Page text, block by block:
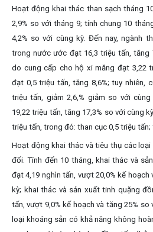
Hoạt động khai thác than sạch tháng
2,9% so với tháng 9; tính chung 10
4,2% so với cùng kỳ. Đến nay, ngành
trong nước ước đạt 16,3 triệu tấn, tăng
do cung cấp cho hộ xi măng đạt 3,22
đạt 0,5 triệu tấn, tăng 8,6%; tuy nhiên,
triệu tấn, giảm 2,6,% giảm so với
19,22 triệu tấn, tăng 17,3% so với cùng
triệu tấn, trong đó: than cục 0,5 triệu tấn;
Hoạt động khai thác và tiêu thụ các
đối. Tính đến 10 tháng, khai thác và
đạt 4,19 nghìn tấn, vượt 20,0% kế
kỳ; khai thác và sản xuất tinh quặng
tấn, vượt 9,0% kế hoạch và tăng 25%
loại khoáng sản có khả năng không